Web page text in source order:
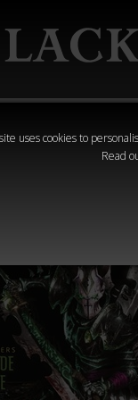
uses cookies to
Read
40,000